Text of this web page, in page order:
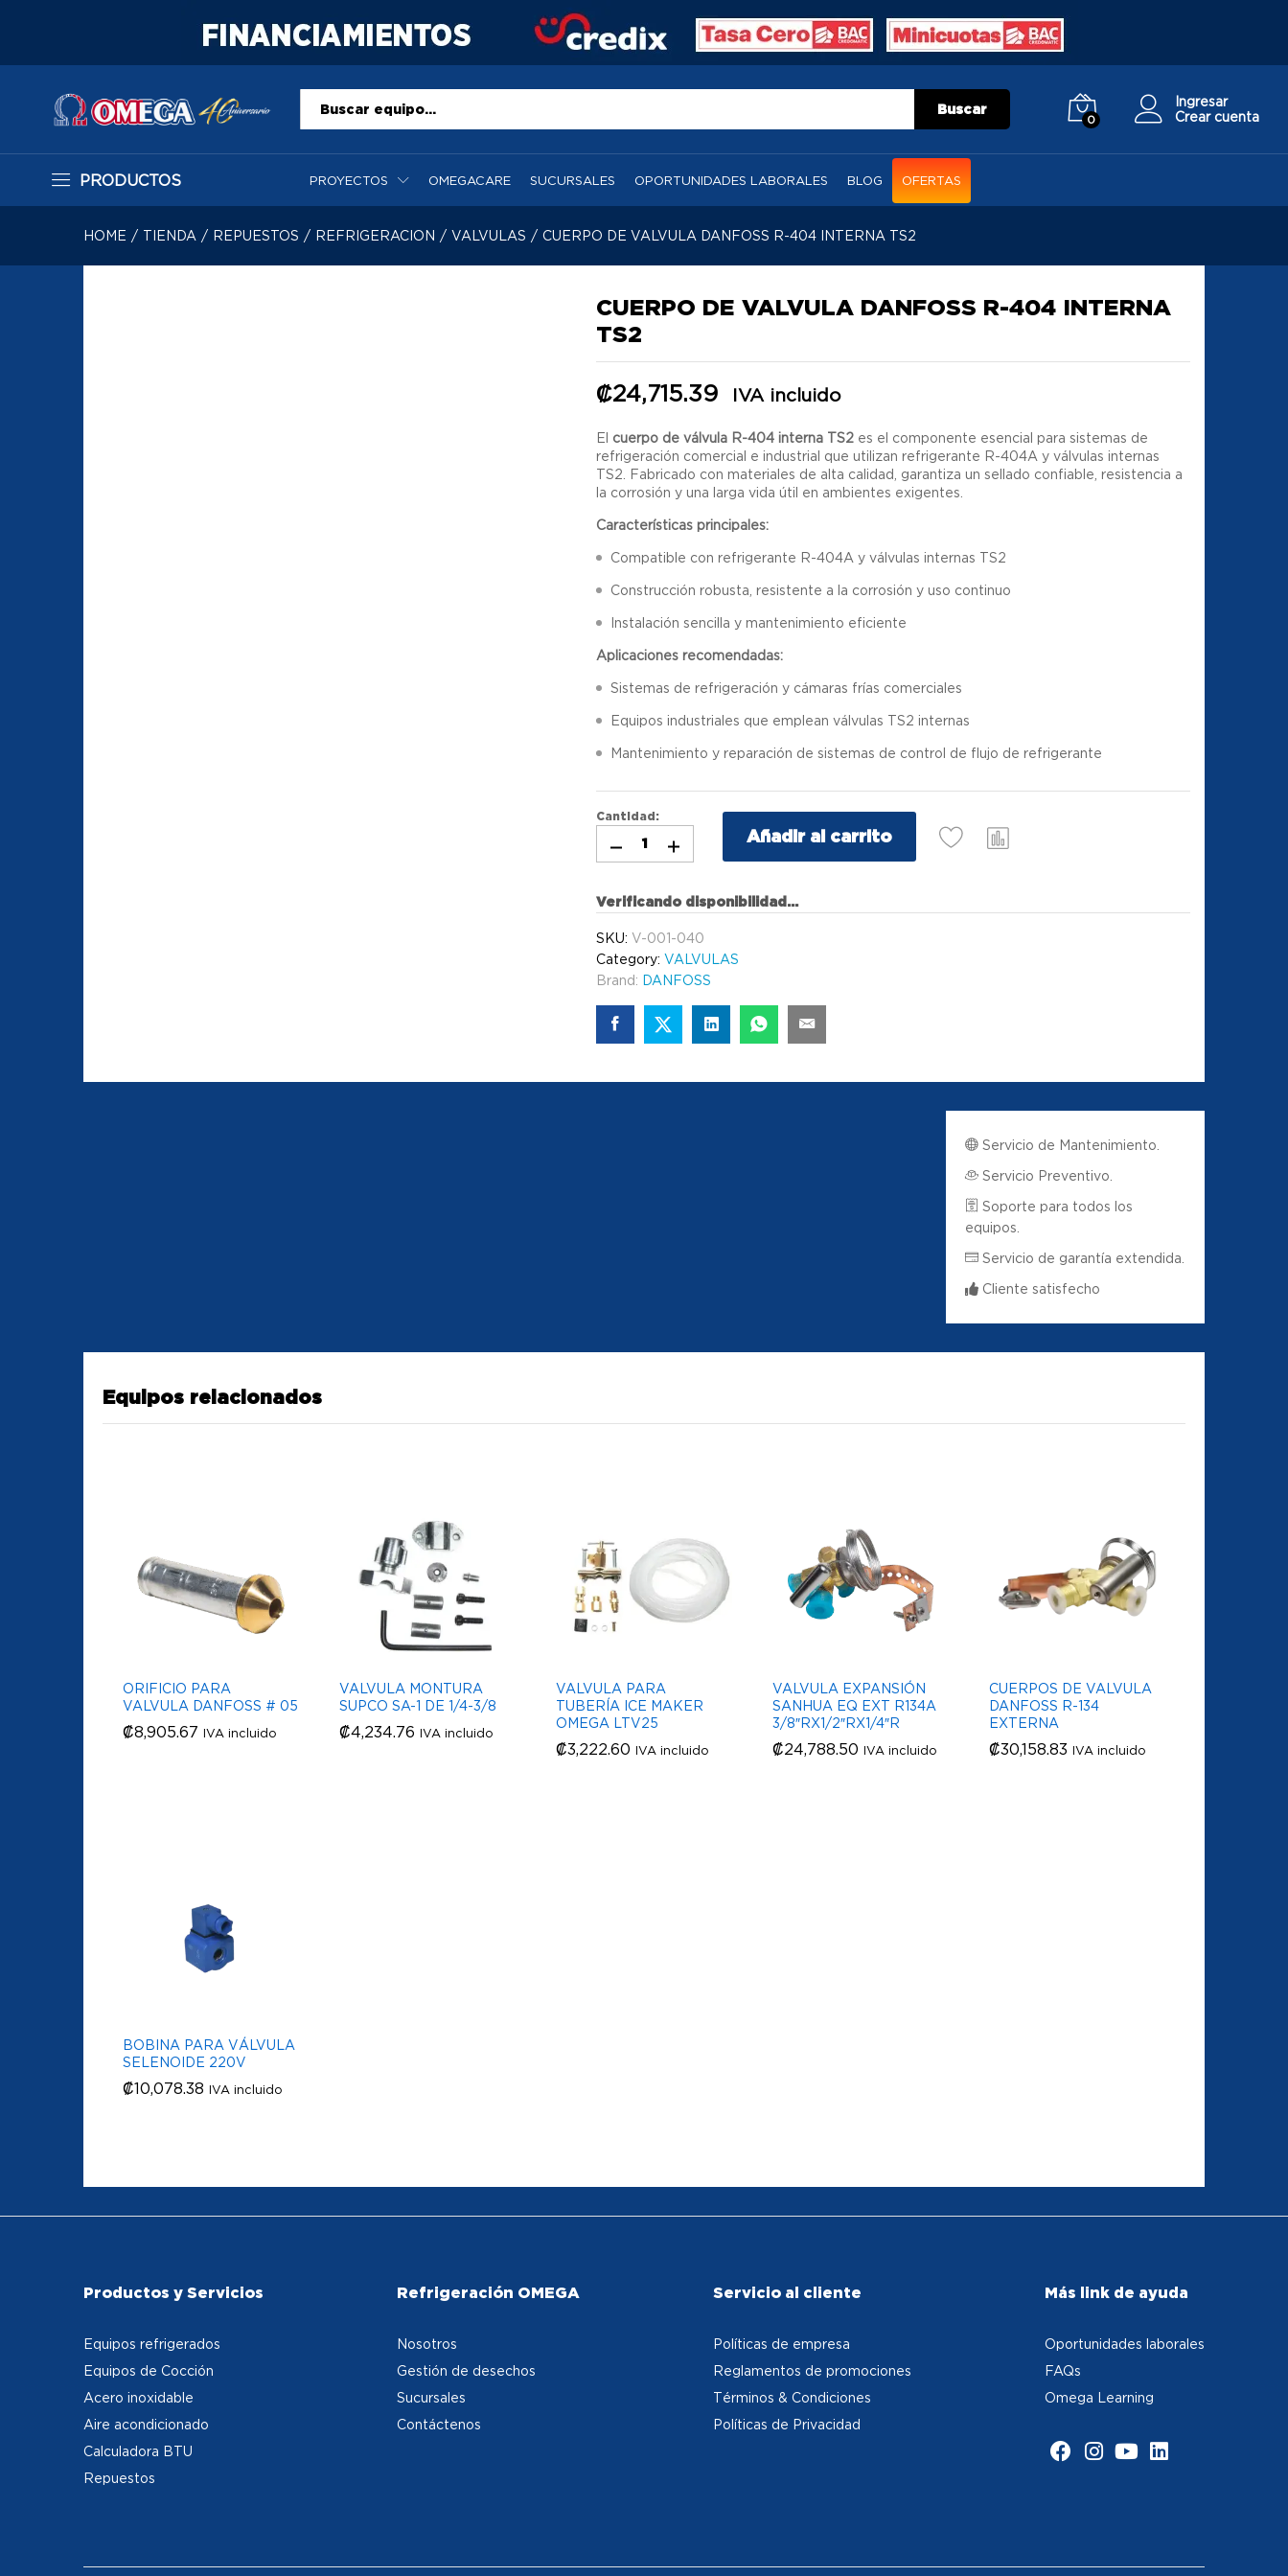
Todo Buscar
0
Ingresar
Crear cuenta
PRODUCTOS PROYECTOS OMEGACARE SUCURSALES OPORTUNIDADES LABORALES BLOG OFERTAS
HOME / TIENDA / REPUESTOS / REFRIGERACION / VALVULAS / CUERPO DE VALVULA DANFOSS R-404 INTERNA TS2
CUERPO DE VALVULA DANFOSS R-404 INTERNA
TS2
₡24,715.39 IVA incluido
El cuerpo de válvula R-404 interna TS2 es el componente esencial para sistemas de
refrigeración comercial e industrial que utilizan refrigerante R-404A y válvulas internas
TS2. Fabricado con materiales de alta calidad, garantiza un sellado confiable, resistencia a
la corrosión y una larga vida útil en ambientes exigentes.
Características principales:
Compatible con refrigerante R-404A y válvulas internas TS2
Construcción robusta, resistente a la corrosión y uso continuo
Instalación sencilla y mantenimiento eficiente
Aplicaciones recomendadas:
Sistemas de refrigeración y cámaras frías comerciales
Equipos industriales que emplean válvulas TS2 internas
Mantenimiento y reparación de sistemas de control de flujo de refrigerante
Cantidad:
Añadir al carrito
Verificando disponibilidad...
SKU:V-001-040
Category:VALVULAS
Brand: DANFOSS
Servicio de Mantenimiento.
Servicio Preventivo.
Soporte para todos los
equipos.
Servicio de garantía extendida.
Cliente satisfecho
Equipos relacionados
ORIFICIO PARA
VALVULA DANFOSS # 05
₡8,905.67 IVA incluido
₡8,905.67
VALVULA MONTURA
SUPCO SA-1 DE 1/4-3/8
₡4,234.76 IVA incluido
₡4,234.76
VALVULA PARA
TUBERÍA ICE MAKER
OMEGA LTV25
₡3,222.60 IVA incluido
₡3,222.60
VALVULA EXPANSIÓN
SANHUA EQ EXT R134A
3/8″RX1/2″RX1/4″R
₡24,788.50 IVA incluido
₡24,788.50
CUERPOS DE VALVULA
DANFOSS R-134
EXTERNA
₡30,158.83 IVA incluido
₡30,158.83
BOBINA PARA VÁLVULA
SELENOIDE 220V
₡10,078.38 IVA incluido
₡10,078.38
Productos y Servicios
Equipos refrigerados
Equipos de Cocción
Acero inoxidable
Aire acondicionado
Calculadora BTU
Repuestos
Refrigeración OMEGA
Nosotros
Gestión de desechos
Sucursales
Contáctenos
Servicio al cliente
Políticas de empresa
Reglamentos de promociones
Términos & Condiciones
Políticas de Privacidad
Más link de ayuda
Oportunidades laborales
FAQs
Omega Learning